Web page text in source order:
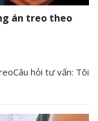
án treo theo
hỏi tư vấn: Tôi